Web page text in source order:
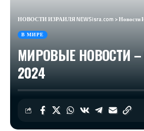
НОВОСТИ ИЗРАИЛЯ NEWSisra.com >Новости
В МИРЕ
МИРОВЫЕ НОВОСТИ –
2024